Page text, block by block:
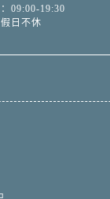
09:00-19:30
日不休